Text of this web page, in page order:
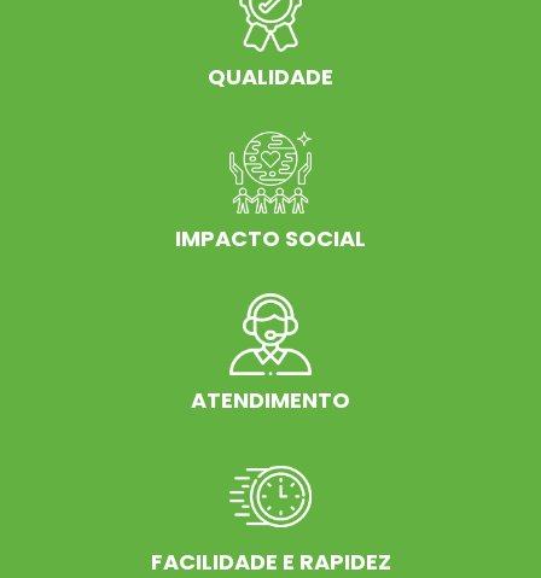
QUALIDADE
IMPACTO SOCIAL
ATENDIMENTO
FACILIDADE E RAPIDEZ